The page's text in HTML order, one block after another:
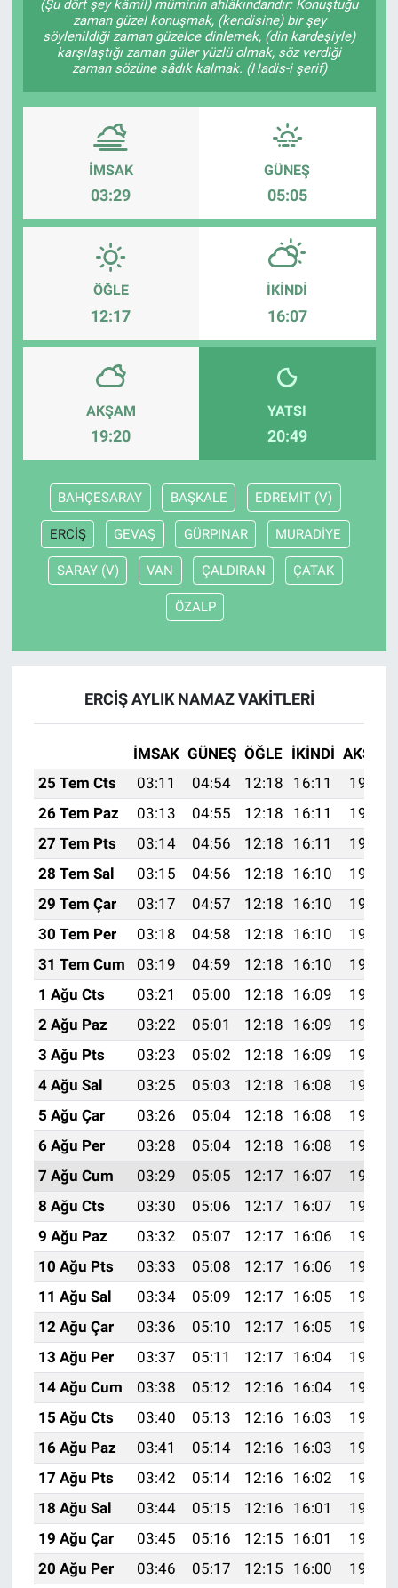
(Şu dört şey kâmil) müminin ahlâkındandır: Konuştuğu
zaman güzel konuşmak, (kendisine) bir şey
söylenildiği zaman güzelce dinlemek, (din kardeşiyle)
karşılaştığı zaman güler yüzlü olmak, söz verdiği
zaman sözüne sâdık kalmak. (Hadis-i şerif)
İMSAK
03:29
GÜNEŞ
05:05
ÖĞLE
12:17
İKINDI
16:07
AKŞAM
19:20
YATSI
20:49
BAHÇESARAY BAŞKALE EDREMİT (V)
ERCİŞ GEVAŞ GÜRPINAR MURADİYE
SARAY (V) VAN ÇALDIRAN ÇATAK
ÖZALP
ERCİŞ AYLIK NAMAZ VAKITLERI
İMSAK GÜNEŞ ÖĞLE İKINDI AKŞAM
25 Tem Cts
03:11 04:54 12:18 16:11
19:32
26 Tem Paz
03:13 04:55 12:18 16:11
19:32
27 Tem Pts
03:14 04:56 12:18 16:11
19:31
28 Tem Sal
03:15 04:56 12:18 16:10
19:30
29 Tem Çar
03:17 04:57 12:18 16:10
19:29
30 Tem Per
03:18 04:58 12:18 16:10
19:28
31 Tem Cum
03:19 04:59 12:18 16:10
19:27
1 Ağu Cts
03:21 05:00 12:18 16:09
19:26
2 Ağu Paz
03:22 05:01 12:18 16:09
19:25
3 Ağu Pts
03:23 05:02 12:18 16:09
19:24
4 Ağu Sal
03:25 05:03 12:18 16:08
19:23
5 Ağu Çar
03:26 05:04 12:18 16:08
19:22
6 Ağu Per
03:28 05:04 12:18 16:08
19:21
7 Ağu Cum
03:29 05:05 12:17 16:07
19:20
8 Ağu Cts
03:30 05:06 12:17 16:07
19:18
9 Ağu Paz
03:32 05:07 12:17 16:06
19:17
10 Ağu Pts
03:33 05:08 12:17 16:06
19:16
11 Ağu Sal
03:34 05:09 12:17 16:05
19:15
12 Ağu Çar
03:36 05:10 12:17 16:05
19:14
13 Ağu Per
03:37 05:11 12:17 16:04
19:12
14 Ağu Cum
03:38 05:12 12:16 16:04
19:11
15 Ağu Cts
03:40 05:13 12:16 16:03
19:10
16 Ağu Paz
03:41 05:14 12:16 16:03
19:08
17 Ağu Pts
03:42 05:14 12:16 16:02
19:07
18 Ağu Sal
03:44 05:15 12:16 16:01
19:06
19 Ağu Çar
03:45 05:16 12:15 16:01
19:04
20 Ağu Per
03:46 05:17 12:15 16:00
19:03